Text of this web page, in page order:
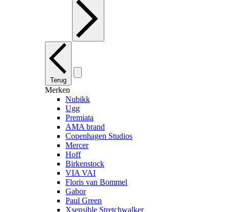
Terug
Merken
Nubikk
Ugg
Premiata
AMA brand
Copenhagen Studios
Mercer
Hoff
Birkenstock
VIA VAI
Floris van Bommel
Gabor
Paul Green
Xsensible Stretchwalker